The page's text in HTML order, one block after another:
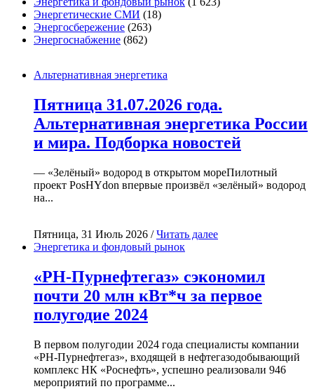
Энергетические СМИ (18)
Энергосбережение (263)
Энергоснабжение (862)
Альтернативная энергетика
Пятница 31.07.2026 года.
Альтернативная энергетика России
и мира. Подборка новостей
— «Зелёный» водород в открытом мореПилотный
проект PosHYdon впервые произвёл «зелёный» водород
на...
Пятница, 31 Июль 2026 /Читать далее
Энергетика и фондовый рынок
«РН-Пурнефтегаз» сэкономил
почти 20 млн кВт*ч за первое
полугодие 2024
В первом полугодии 2024 года специалисты компании
«РН-Пурнефтегаз», входящей в нефтегазодобывающий
комплекс НК «Роснефть», успешно реализовали 946
мероприятий по программе...